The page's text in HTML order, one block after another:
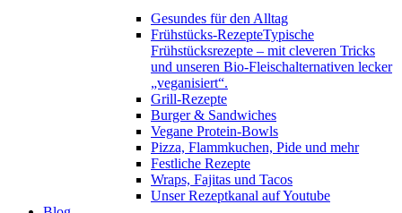
Gesundes für den Alltag
Frühstücks-RezepteTypische
Frühstücksrezepte – mit cleveren Tricks
und unseren Bio-Fleischalternativen lecker
„veganisiert“.
Grill-Rezepte
Burger & Sandwiches
Vegane Protein-Bowls
Pizza, Flammkuchen, Pide und mehr
Festliche Rezepte
Wraps, Fajitas und Tacos
Unser Rezeptkanal auf Youtube